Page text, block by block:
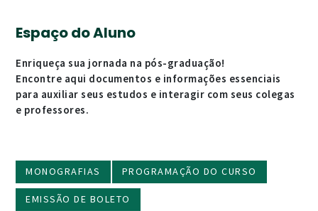
Espaço do Aluno
Enriqueça sua jornada na pós-graduação!
Encontre aqui documentos e informações essenciais
para auxiliar seus estudos e interagir com seus colegas
e professores.
MONOGRAFIAS PROGRAMAÇÃO DO CURSO
EMISSÃO DE BOLETO